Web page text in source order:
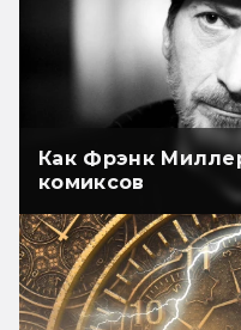
Как Фрэнк
комиксов